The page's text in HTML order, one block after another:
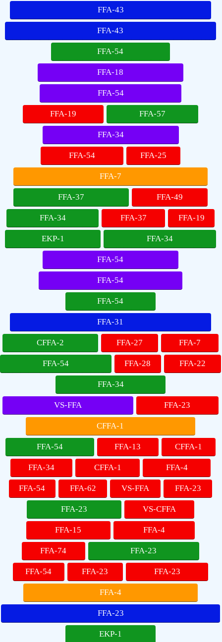
FFA-43
FFA-43
FFA-54
FFA-18
FFA-54
FFA-19 FFA-57
FFA-34
FFA-54 FFA-25
FFA-7
FFA-37 FFA-49
FFA-34 FFA-37 FFA-19
EKP-1 FFA-34
FFA-54
FFA-54
FFA-54
FFA-31
CFFA-2 FFA-27 FFA-7
FFA-54 FFA-28 FFA-22
FFA-34
VS-FFA FFA-23
CFFA-1
FFA-54 FFA-13 CFFA-1
FFA-34 CFFA-1 FFA-4
FFA-54 FFA-62 VS-FFA FFA-23
FFA-23 VS-CFFA
FFA-15 FFA-4
FFA-74 FFA-23
FFA-54 FFA-23 FFA-23
FFA-4
FFA-23
EKP-1